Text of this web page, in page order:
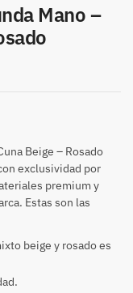
Mano –
Beige – Rosado
exclusividad por
premium y
Estas son las
beige y rosado es